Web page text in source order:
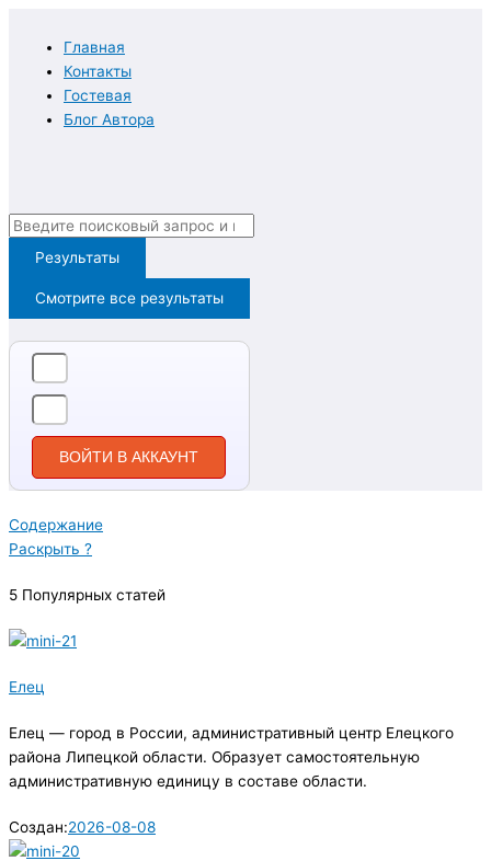
содержимому
Главная
Контакты
Гостевая
Блог Автора
Search
Результаты
Смотрите все результаты
ВОЙТИ В АККАУНТ
Содержание
Раскрыть ?
5 Популярных статей
Елец
Елец — город в России, административный центр Елецкого
района Липецкой области. Образует самостоятельную
административную единицу в составе области.
Создан:2026-08-08